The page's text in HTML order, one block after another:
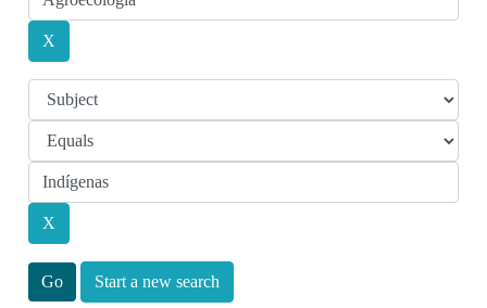
Start a new search